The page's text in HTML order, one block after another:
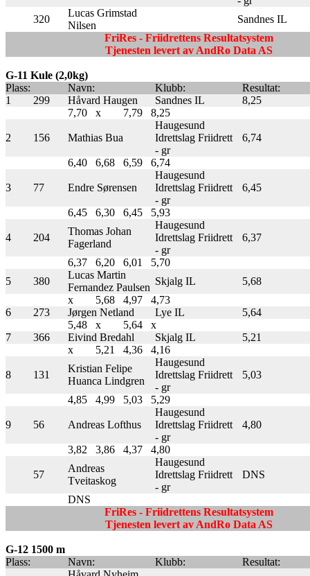
320
Lucas Grimstad
Nilsen
Sandnes IL
FriRes - Friidrettens Resultatsystem
Tjenesten levert av AndRo Data AS
G-11 Kule (2,0kg)
Plass:
Navn: Klubb:
Resultat:
1
299 Håvard Haugen Sandnes IL
8,25
7,70
x 7,79 8,25
2 156 Mathias Bua
Haugesund
Idrettslag Friidrett
- gr
6,74
6,40 6,68 6,59 6,74
3 77 Endre Sørensen
Haugesund
Idrettslag Friidrett
- gr
6,45
6,45 6,30 6,45 5,93
4 204
Thomas Johan
Fagerland
Haugesund
Idrettslag Friidrett
- gr
6,37
6,37 6,20 6,01
5,70
5
380
Lucas Martin
Fernandez Paulsen
Skjalg IL
5,68
x
5,68 4,97
4,73
6
273 Jørgen Netland Lye IL
5,64
5,48
x 5,64
x
7
366 Eivind Bredahl Skjalg IL
5,21
x
5,21 4,36 4,16
8 131
Kristian Felipe
Huanca Lindgren
Haugesund
Idrettslag Friidrett
- gr
5,03
4,85 4,99 5,03 5,29
9 56 Andreas Lofthus
Haugesund
Idrettslag Friidrett
- gr
4,80
3,82 3,86 4,37 4,80
57
Andreas
Tveitaskog
Haugesund
Idrettslag Friidrett
- gr
DNS
DNS
FriRes - Friidrettens Resultatsystem
Tjenesten levert av AndRo Data AS
G-12 1500 m
Plass:
Navn: Klubb:
Resultat: